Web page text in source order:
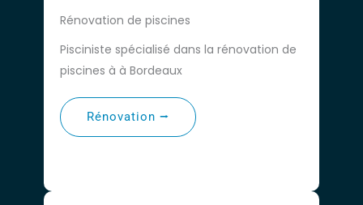
Rénovation de piscines
Pisciniste spécialisé dans la rénovation de
piscines à à Bordeaux
Rénovation ⭢